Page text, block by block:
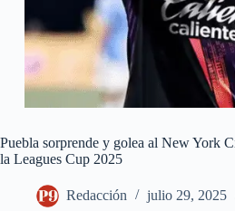
Puebla sorprende y golea al New York
la Leagues Cup 2025
Redacción julio 29, 2025